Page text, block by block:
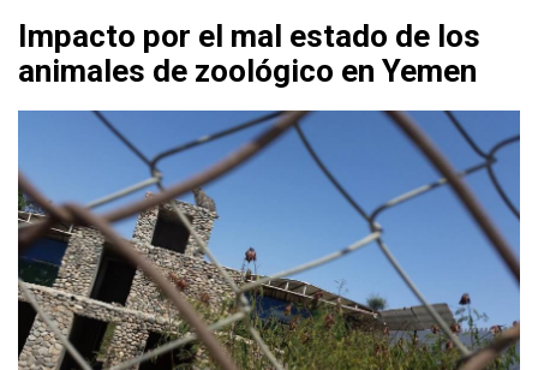
Impacto por el mal estado de los
animales de zoológico en Yemen